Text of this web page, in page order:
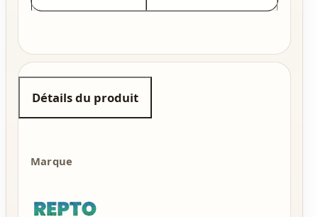
Détails du produit
Marque